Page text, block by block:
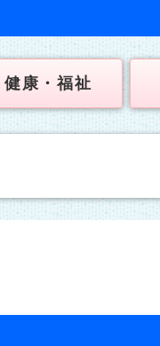
健康・福祉